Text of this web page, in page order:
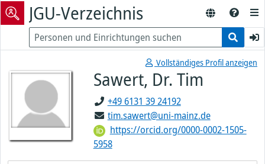
JGU-Verzeichnis
Vollständiges Profil anzeigen
Sawert, Dr. Tim
+49 6131 39 24192
tim.sawert@uni-mainz.de
https://orcid.org/0000-0002-1505-
5958